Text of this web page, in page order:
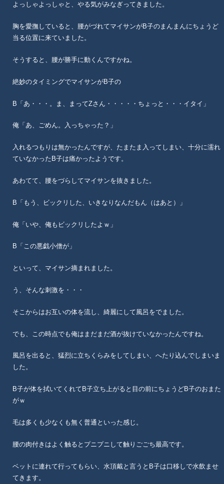
よっしゃよっしゃと、やる気がみなぎってきました。
胸を愛撫していると、腰がづれてマイサンがB子のまんまんにちょうど
当る位置に来ていました。
そうすると、腰が勝手に動くんですかね。
絶妙のタイミングでマイサンがB子の
B「あ・・・。ま、まってZさん・・・・・ちょっと・・・イタイ」
俺「あ、ごめん。入っちゃった？」
入れるつもりは無かったんですが、たまたま入ってしまい、十分に濡れ
ていなかったB子は痛かったようです。
あわてて、腰をづらしてマイサンを抜きました。
B「もう、ビックリした、いきなりなんだもん（はあと）」
俺「いや、俺もビックリしたよｗ」
B「この悪戯小僧が」
といって、マイサン摘まれました。
う、そんな刺激を・・・
そこからはお互いの体を流し、綺麗にして風呂をでました。
でも、この時点でも俺はまだまだ酒が抜けていなかったんですね。
風呂を出ると、猛烈に立ちくらみをしてしまい、へたり込んでしまいま
した。
B子が体を拭いてくれてB子立ち上がると目の前にちょうどB子のおまた
がｗ
毛は多くも少なくも無く普通といった感じ。
腰の肉付きはよく触るとプニプニして触りごごち最高です。
ベットに連れて行ってもらい、水頂戴と言うとB子は口移しで水飲ませ
てきます。